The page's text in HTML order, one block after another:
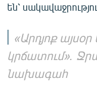
են՝
«Արդյոք
կրճատում».
նախագահ